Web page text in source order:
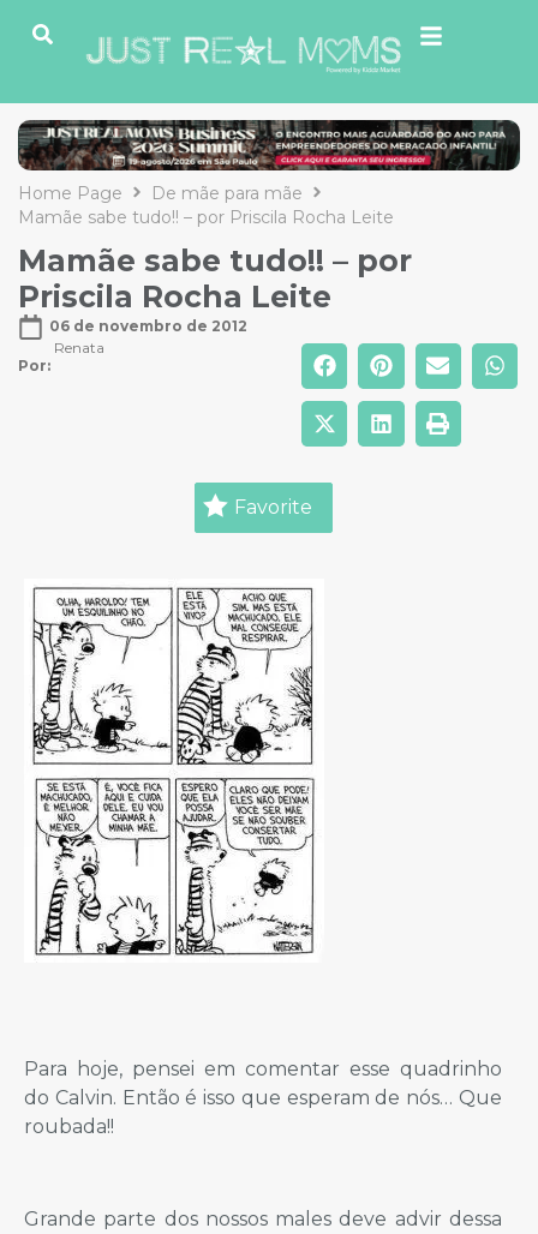
Home Page
De mãe para mãe
Mamãe sabe tudo!! – por Priscila Rocha Leite
Mamãe sabe tudo!! – por
Priscila Rocha Leite
06 de novembro de 2012
Por:
Renata
Favorite
Para hoje, pensei em comentar esse quadrinho
do Calvin. Então é isso que esperam de nós… Que
roubada!!
Grande parte dos nossos males deve advir dessa